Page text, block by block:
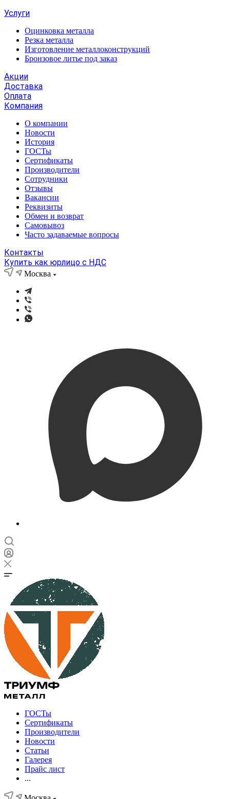
Услуги
Оцинковка металла
Резка металла
Изготовление металлоконструкций
Бронзовое литье под заказ
Акции
Доставка
Оплата
Компания
О компании
Новости
История
ГОСТы
Сертификаты
Производители
Сотрудники
Отзывы
Вакансии
Реквизиты
Обмен и возврат
Самовывоз
Часто задаваемые вопросы
Контакты
Купить как юрлицо с НДС
Москва
ГОСТы
Сертификаты
Производители
Новости
Статьи
Галерея
Прайс лист
...